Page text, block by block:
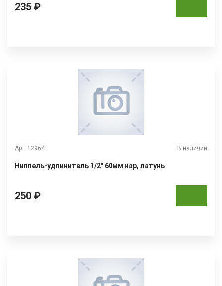
235 ₽
Арт. 12964 В наличии
Ниппель-удлинитель 1/2" 60мм нар, латунь
250 ₽